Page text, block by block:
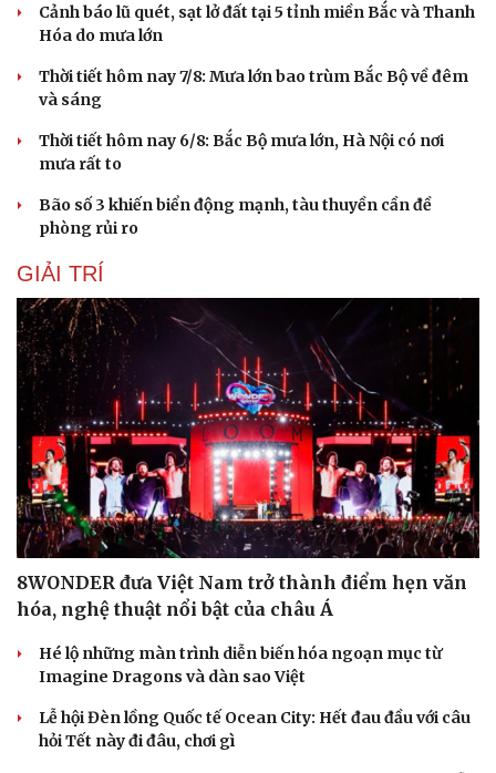
Cải chính
Cảnh báo lũ quét, sạt lở đất tại 5 tỉnh miền Bắc và Thanh
Hóa do mưa lớn
Thời tiết hôm nay 7/8: Mưa lớn bao trùm Bắc Bộ về đêm
và sáng
Thời tiết hôm nay 6/8: Bắc Bộ mưa lớn, Hà Nội có nơi
mưa rất to
Bão số 3 khiến biển động mạnh, tàu thuyền cần đề
phòng rủi ro
GIẢI TRÍ
8WONDER đưa Việt Nam trở thành điểm hẹn văn
hóa, nghệ thuật nổi bật của châu Á
Hé lộ những màn trình diễn biến hóa ngoạn mục từ
Imagine Dragons và dàn sao Việt
Lễ hội Đèn lồng Quốc tế Ocean City: Hết đau đầu với câu
hỏi Tết này đi đâu, chơi gì